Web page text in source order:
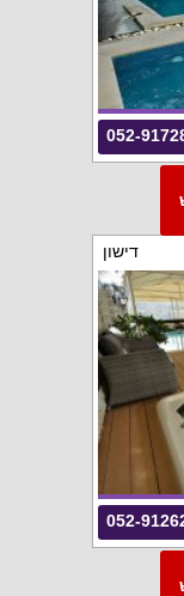
052-
דישון
052-